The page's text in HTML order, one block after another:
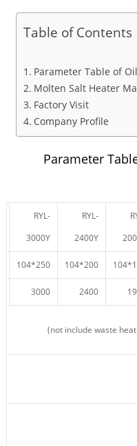
Table of Contents
Parameter Table of
Molten Salt Heater
Factory Visit
Company Profile
Parameter
RYL-
2400Y
RYL-
3000Y
200*104
250*104
2400
3000